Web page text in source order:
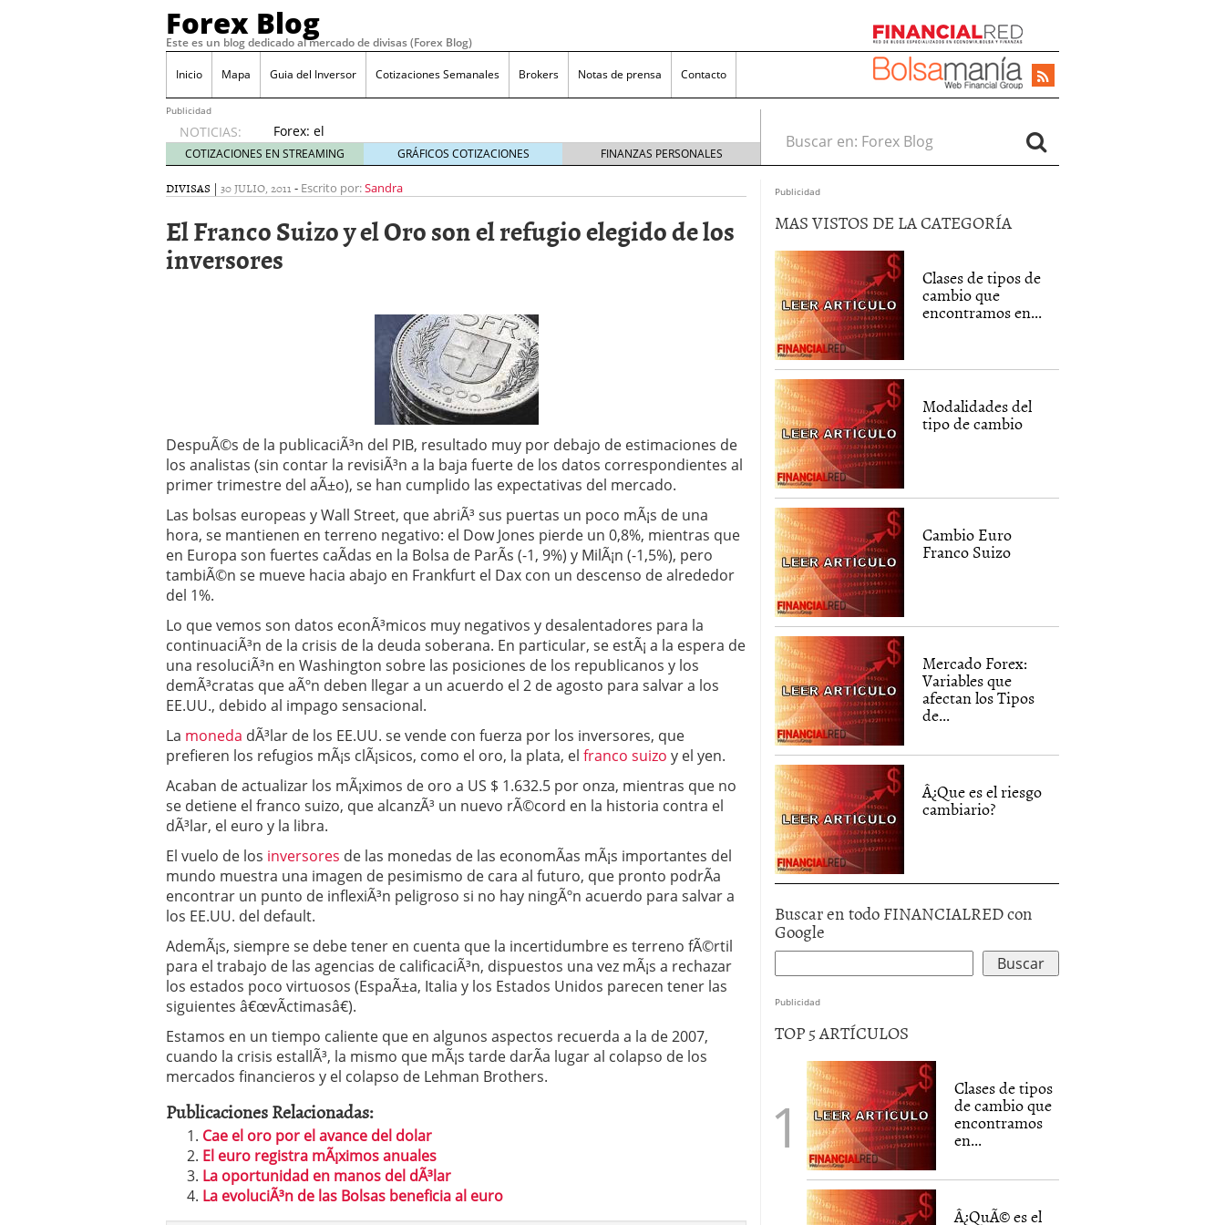
Forex Blog
Este es un blog dedicado al mercado de divisas (Forex Blog)
Inicio Mapa Guia del Inversor Cotizaciones Semanales Brokers Notas de prensa Contacto
Publicidad
NOTICIAS:
Forex: el
presente
y futuro
para
de la
crisis
junio 8,
Â¿Se puede operar en FX sin apalancamiento?
Aplicaciones de mÃ³vil para los que quieren invertir en forex
PsicologÃ­a y matemÃ¡ticas en Forex, mÃ¡s allÃ¡ de las apuestas en el casino
COTIZACIONES EN STREAMING GRÁFICOS COTIZACIONES FINANZAS PERSONALES
Buscar en:
DIVISAS | 30 JULIO, 2011 - Escrito por:Sandra
El Franco Suizo y el Oro son el refugio elegido de los
inversores
DespuÃ©s de la publicaciÃ³n del PIB, resultado muy por debajo de estimaciones de
los analistas (sin contar la revisiÃ³n a la baja fuerte de los datos correspondientes al
primer trimestre del aÃ±o), se han cumplido las expectativas del mercado.
Las bolsas europeas y Wall Street, que abriÃ³ sus puertas un poco mÃ¡s de una
hora, se mantienen en terreno negativo: el Dow Jones pierde un 0,8%, mientras que
en Europa son fuertes caÃ­das en la Bolsa de ParÃ­s (-1, 9%) y MilÃ¡n (-1,5%), pero
tambiÃ©n se mueve hacia abajo en Frankfurt el Dax con un descenso de alrededor
del 1%.
Lo que vemos son datos econÃ³micos muy negativos y desalentadores para la
continuaciÃ³n de la crisis de la deuda soberana. En particular, se estÃ¡ a la espera de
una resoluciÃ³n en Washington sobre las posiciones de los republicanos y los
demÃ³cratas que aÃºn deben llegar a un acuerdo el 2 de agosto para salvar a los
EE.UU., debido al impago sensacional.
La moneda dÃ³lar de los EE.UU. se vende con fuerza por los inversores, que
prefieren los refugios mÃ¡s clÃ¡sicos, como el oro, la plata, el franco suizo y el yen.
Acaban de actualizar los mÃ¡ximos de oro a US $ 1.632.5 por onza, mientras que no
se detiene el franco suizo, que alcanzÃ³ un nuevo rÃ©cord en la historia contra el
dÃ³lar, el euro y la libra.
El vuelo de los inversores de las monedas de las economÃ­as mÃ¡s importantes del
mundo muestra una imagen de pesimismo de cara al futuro, que pronto podrÃ­a
encontrar un punto de inflexiÃ³n peligroso si no hay ningÃºn acuerdo para salvar a
los EE.UU. del default.
AdemÃ¡s, siempre se debe tener en cuenta que la incertidumbre es terreno fÃ©rtil
para el trabajo de las agencias de calificaciÃ³n, dispuestos una vez mÃ¡s a rechazar
los estados poco virtuosos (EspaÃ±a, Italia y los Estados Unidos parecen tener las
siguientes â€œvÃ­ctimasâ€).
Estamos en un tiempo caliente que en algunos aspectos recuerda a la de 2007,
cuando la crisis estallÃ³, la mismo que mÃ¡s tarde darÃ­a lugar al colapso de los
mercados financieros y el colapso de Lehman Brothers.
Publicaciones Relacionadas:
Cae el oro por el avance del dolar
El euro registra mÃ¡ximos anuales
La oportunidad en manos del dÃ³lar
La evoluciÃ³n de las Bolsas beneficia al euro
Publicidad
MAS VISTOS DE LA CATEGORÍA
Clases de tipos de
cambio que
encontramos en...
Modalidades del
tipo de cambio
Cambio Euro
Franco Suizo
Mercado Forex:
Variables que
afectan los Tipos
de...
Â¿Que es el riesgo
cambiario?
Buscar en todo FINANCIALRED con
Google
Publicidad
TOP 5 ARTÍCULOS
Clases de tipos
de cambio que
encontramos
en...
Â¿QuÃ© es el